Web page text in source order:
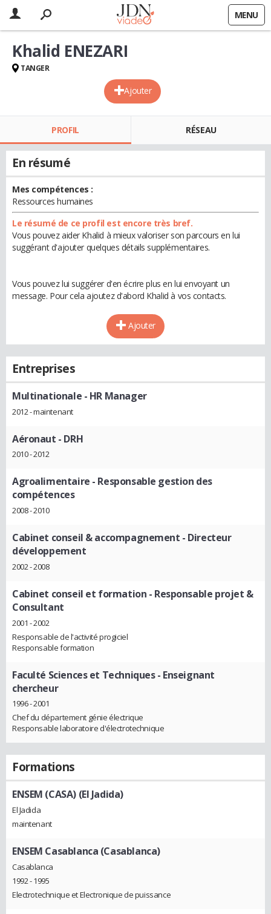
MENU
Ajouter
Khalid ENEZARI
TANGER
PROFIL RÉSEAU
En résumé
Mes compétences :
Ressources humaines
Le résumé de ce profil est encore très bref.
Vous pouvez aider Khalid à mieux valoriser son parcours en lui
suggérant d'ajouter quelques détails supplémentaires.
Vous pouvez lui suggérer d'en écrire plus en lui envoyant un
message. Pour cela ajoutez d'abord Khalid à vos contacts.
Ajouter
Entreprises
Multinationale - HR Manager
2012 - maintenant
Aéronaut - DRH
2010 - 2012
Agroalimentaire - Responsable gestion des
compétences
2008 - 2010
Cabinet conseil & accompagnement - Directeur
développement
2002 - 2008
Cabinet conseil et formation - Responsable projet &
Consultant
2001 - 2002
Responsable de l'activité progiciel
Responsable formation
Faculté Sciences et Techniques- Enseignant
chercheur
1996 - 2001
Chef du département génie électrique
Responsable laboratoire d'électrotechnique
Formations
ENSEM (CASA) (El Jadida)
El Jadida
maintenant
ENSEM Casablanca (Casablanca)
Casablanca
1992 - 1995
Electrotechnique et Electronique de puissance